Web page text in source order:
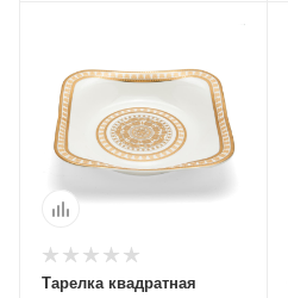
Тарелка квадратная